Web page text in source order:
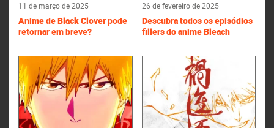
11 de março de 2025
Anime de Black Clover pode
retornar em breve?
26 de fevereiro de 2025
Descubra todos os episódios
fillers do anime Bleach